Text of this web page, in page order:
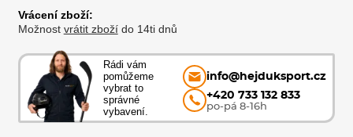
Vrácení zboží:
Možnost vrátit zbožído 14ti dnů
Rádi vám
pomůžeme
vybrat to
správné
vybavení.
info@hejduksport.cz
+420 733 132 833
po-pá 8-16h